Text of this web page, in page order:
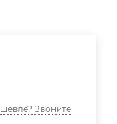
Звоните